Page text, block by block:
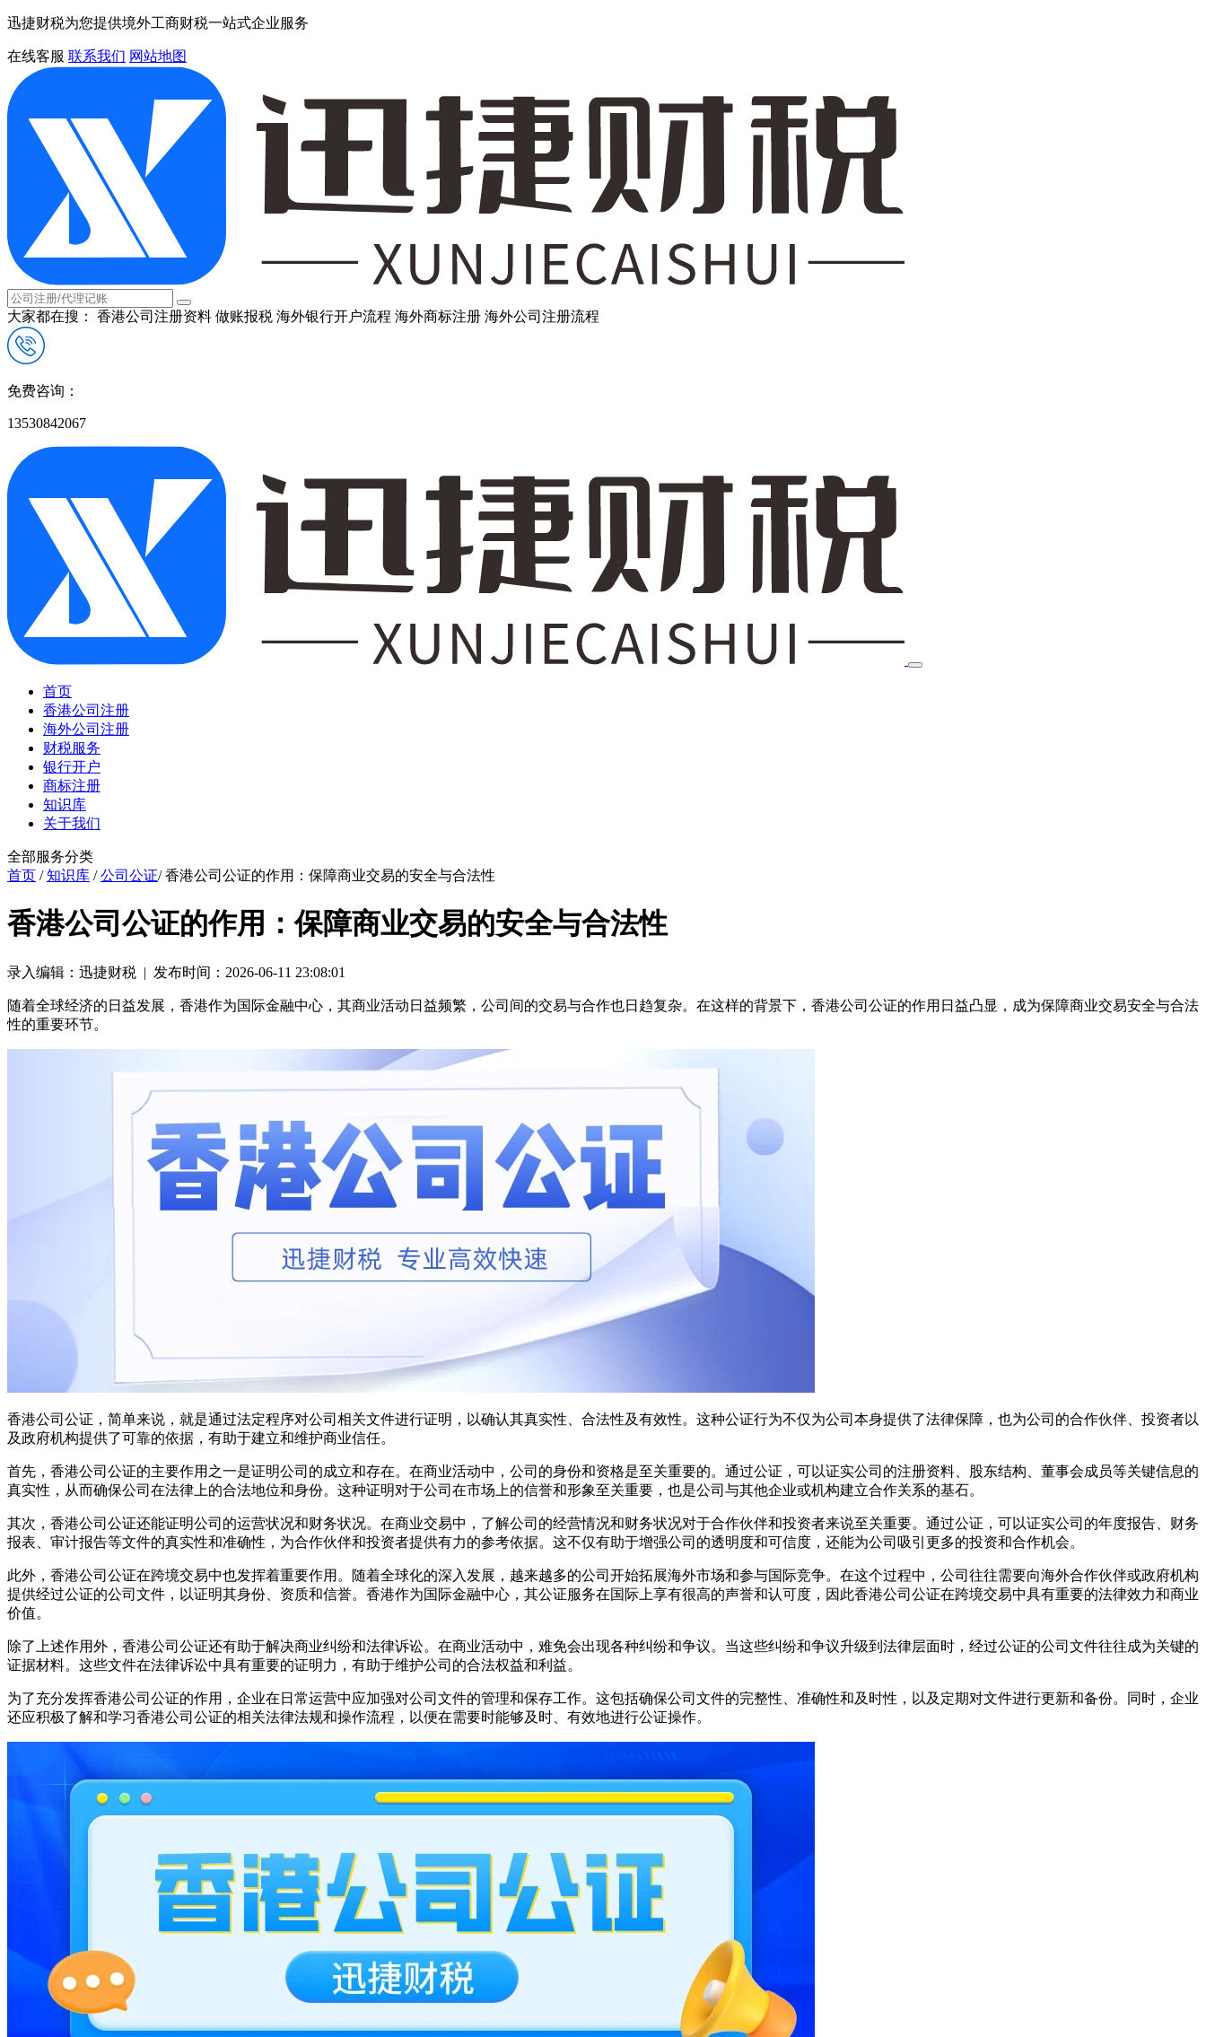
迅捷财税为您提供境外工商财税一站式企业服务
在线客服 联系我们 网站地图
大家都在搜： 香港公司注册资料 做账报税 海外银行开户流程 海外商标注册 海外公司注册流程
免费咨询：
13530842067
首页
香港公司注册
海外公司注册
财税服务
银行开户
商标注册
知识库
关于我们
全部服务分类
首页 /知识库 /公司公证/ 香港公司公证的作用：保障商业交易的安全与合法性
香港公司公证的作用：保障商业交易的安全与合法性
录入编辑：迅捷财税 | 发布时间：2026-06-11 23:08:01
随着全球经济的日益发展，香港作为国际金融中心，其商业活动日益频繁，公司间的交易与合作也日趋复杂。在这样的背景下，香港公司公证的作用日益凸显，成为保障商业交易安全与合法
性的重要环节。
香港公司公证，简单来说，就是通过法定程序对公司相关文件进行证明，以确认其真实性、合法性及有效性。这种公证行为不仅为公司本身提供了法律保障，也为公司的合作伙伴、投资者以
及政府机构提供了可靠的依据，有助于建立和维护商业信任。
首先，香港公司公证的主要作用之一是证明公司的成立和存在。在商业活动中，公司的身份和资格是至关重要的。通过公证，可以证实公司的注册资料、股东结构、董事会成员等关键信息的
真实性，从而确保公司在法律上的合法地位和身份。这种证明对于公司在市场上的信誉和形象至关重要，也是公司与其他企业或机构建立合作关系的基石。
其次，香港公司公证还能证明公司的运营状况和财务状况。在商业交易中，了解公司的经营情况和财务状况对于合作伙伴和投资者来说至关重要。通过公证，可以证实公司的年度报告、财务
报表、审计报告等文件的真实性和准确性，为合作伙伴和投资者提供有力的参考依据。这不仅有助于增强公司的透明度和可信度，还能为公司吸引更多的投资和合作机会。
此外，香港公司公证在跨境交易中也发挥着重要作用。随着全球化的深入发展，越来越多的公司开始拓展海外市场和参与国际竞争。在这个过程中，公司往往需要向海外合作伙伴或政府机构
提供经过公证的公司文件，以证明其身份、资质和信誉。香港作为国际金融中心，其公证服务在国际上享有很高的声誉和认可度，因此香港公司公证在跨境交易中具有重要的法律效力和商业
价值。
除了上述作用外，香港公司公证还有助于解决商业纠纷和法律诉讼。在商业活动中，难免会出现各种纠纷和争议。当这些纠纷和争议升级到法律层面时，经过公证的公司文件往往成为关键的
证据材料。这些文件在法律诉讼中具有重要的证明力，有助于维护公司的合法权益和利益。
为了充分发挥香港公司公证的作用，企业在日常运营中应加强对公司文件的管理和保存工作。这包括确保公司文件的完整性、准确性和及时性，以及定期对文件进行更新和备份。同时，企业
还应积极了解和学习香港公司公证的相关法律法规和操作流程，以便在需要时能够及时、有效地进行公证操作。